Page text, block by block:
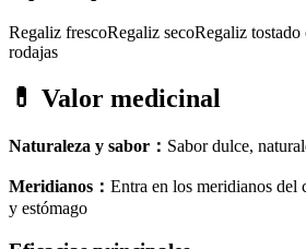
Regaliz frescoRegaliz secoRegaliz tostado
rodajas
💊 Valor medicinal
Naturaleza y sabor ： Sabor dulce,
Meridianos ： Entra en los meridianos del
y estómago